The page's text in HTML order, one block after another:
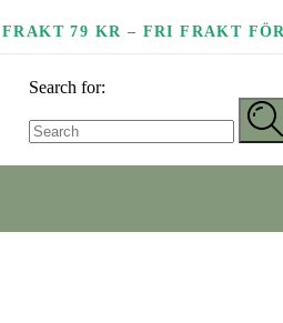
79 KR – FRI FRAKT
Search for: